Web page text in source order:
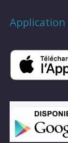
Application